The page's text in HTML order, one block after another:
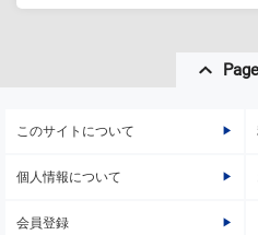
このサイトについて
個人情報について
会員登録